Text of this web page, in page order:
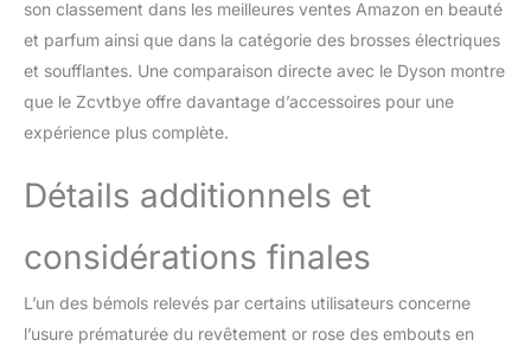
soignée Confort
d’utilisation et
Accessoires : Grâce à
son design ergonomique
une prise en main
confortable pendant le
se fixent et se retirent
rapidement d’une
fonction à une autre; Ce
son classement dans les meilleures ventes Amazon en beauté
et parfum ainsi que dans la catégorie des brosses électriques
et soufflantes. Une comparaison directe avec le Dyson montre
que le Zcvtbye offre davantage d’accessoires pour une
expérience plus complète.
Détails additionnels et
considérations finales
L’un des bémols relevés par certains utilisateurs concerne
l’usure prématurée du revêtement or rose des embouts en